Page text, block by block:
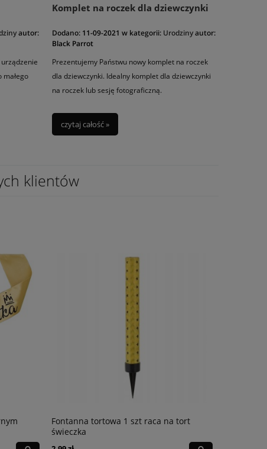
autor:
urządzenie
Komplet na roczek dla dziewczynki
Dodano: 11-09-2021 w kategorii: Urodzinyautor:
Black Parrot
Prezentujemy Państwu nowy komplet na roczek
dla dziewczynki. Idealny komplet dla dziewczynki
na roczek lub sesję fotograficzną.
czytaj całość »
klientów
Fontanna tortowa 1 szt raca na tort
świeczka